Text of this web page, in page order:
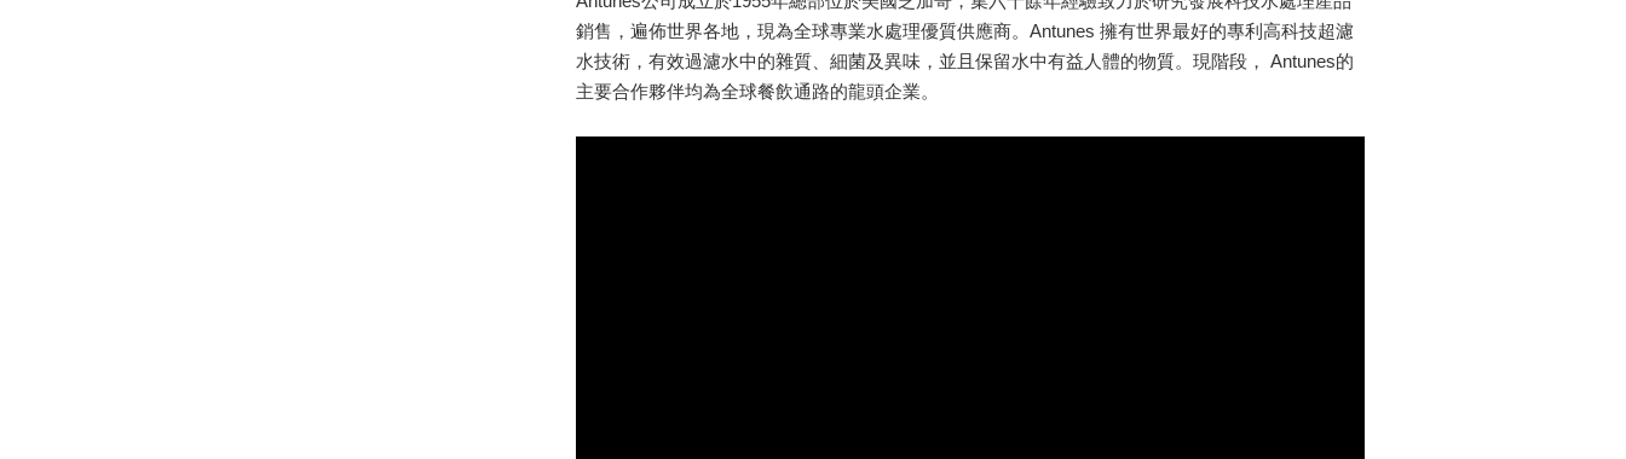
銷售，遍佈世界各地，現為全球專業水處理優質供應商。Antunes 擁有世界最好的專利高科技超濾
水技術，有效過濾水中的雜質、細菌及異味，並且保留水中有益人體的物質。現階段， Antunes的
主要合作夥伴均為全球餐飲通路的龍頭企業。